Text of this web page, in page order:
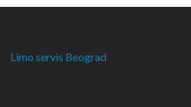
Limo servis Beograd